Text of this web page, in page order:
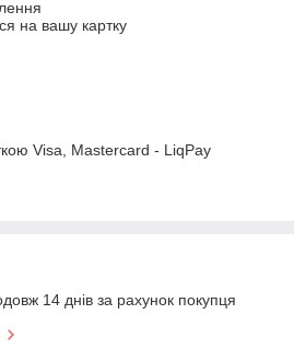
на вашу картку
Visa, Mastercard - LiqPay
14 днів за рахунок покупця